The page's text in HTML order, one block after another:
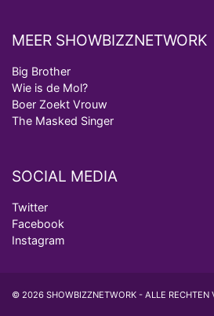
MEER SHOWBIZZNETWORK
Big Brother
Wie is de Mol?
Boer Zoekt Vrouw
The Masked Singer
SOCIAL MEDIA
Twitter
Facebook
Instagram
© 2026 SHOWBIZZNETWORK - ALLE RECHTEN